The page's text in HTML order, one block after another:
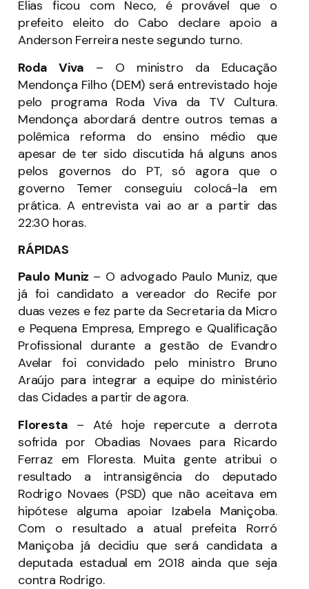
Elias ficou com Neco, é provável que o
prefeito eleito do Cabo declare apoio a
Anderson Ferreira neste segundo turno.
Roda Viva – O ministro da Educação
Mendonça Filho (DEM) será entrevistado hoje
pelo programa Roda Viva da TV Cultura.
Mendonça abordará dentre outros temas a
polêmica reforma do ensino médio que
apesar de ter sido discutida há alguns anos
pelos governos do PT, só agora que o
governo Temer conseguiu colocá-la em
prática. A entrevista vai ao ar a partir das
22:30 horas.
RÁPIDAS
Paulo Muniz – O advogado Paulo Muniz, que
já foi candidato a vereador do Recife por
duas vezes e fez parte da Secretaria da Micro
e Pequena Empresa, Emprego e Qualificação
Profissional durante a gestão de Evandro
Avelar foi convidado pelo ministro Bruno
Araújo para integrar a equipe do ministério
das Cidades a partir de agora.
Floresta – Até hoje repercute a derrota
sofrida por Obadias Novaes para Ricardo
Ferraz em Floresta. Muita gente atribui o
resultado a intransigência do deputado
Rodrigo Novaes (PSD) que não aceitava em
hipótese alguma apoiar Izabela Maniçoba.
Com o resultado a atual prefeita Rorró
Maniçoba já decidiu que será candidata a
deputada estadual em 2018 ainda que seja
contra Rodrigo.